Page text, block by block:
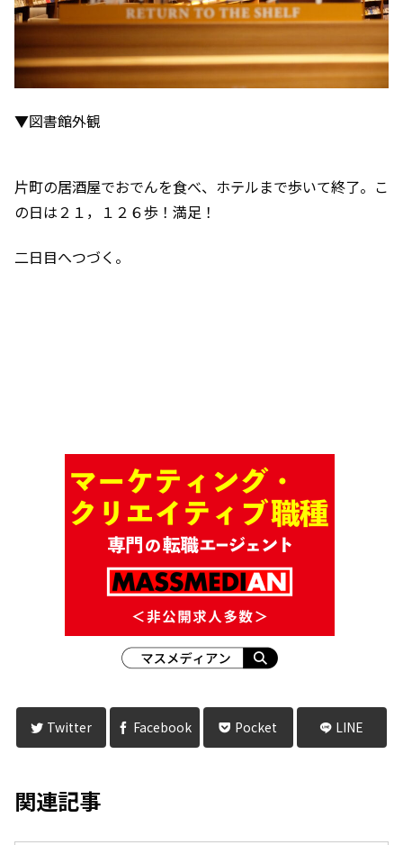
▼図書館外観
片町の居酒屋でおでんを食べ、ホテルまで歩いて終了。こ
の日は２１，１２６歩！満足！
二日目へつづく。
Twitter Facebook Pocket LINE
関連記事